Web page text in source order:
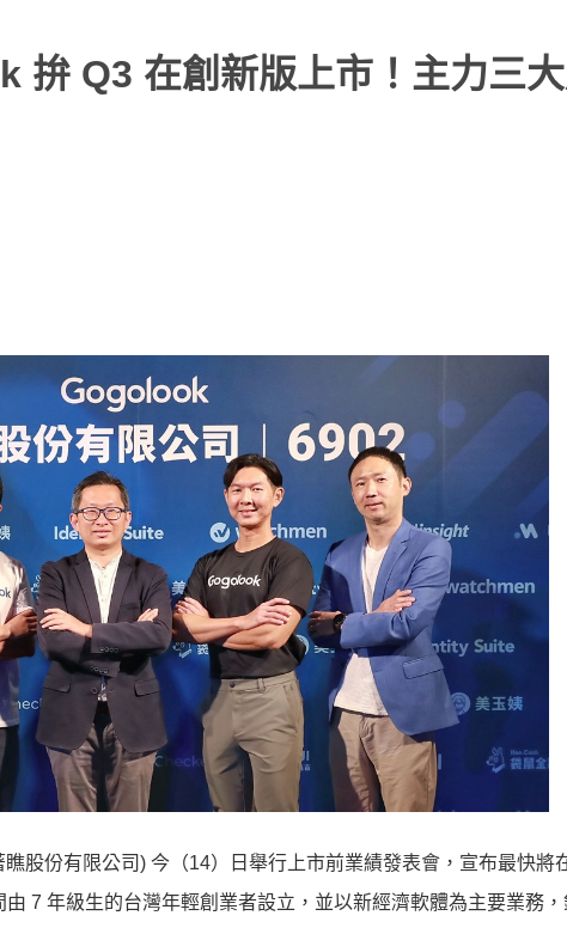
Q3 在創新版上市！主力三
股份有限公司) 今（14）日舉行上市前業績發表會，宣布最快將
7 年級生的台灣年輕創業者設立，並以新經濟軟體為主要業務